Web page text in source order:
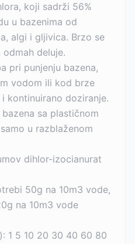
koji sadrži 56%
u bazenima od
algi i gljivica. Brzo se
deluje.
pri punjenju bazena,
vodom ili kod brze
kontinuirano doziranje.
sa plastičnom
u razblaženom
dihlor-izocianurat
50g na 10m3 vode,
na 10m3 vode
1 5 10 20 30 40 60 80